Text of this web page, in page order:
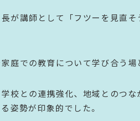
が講師として「フツーを見直
庭での教育について学び合う
校との連携強化、地域とのつ
姿勢が印象的でした。